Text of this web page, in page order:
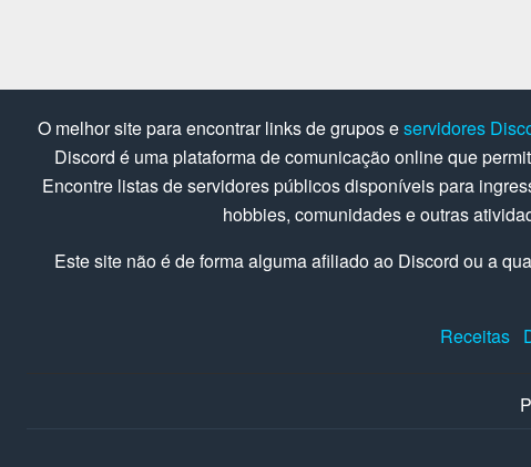
O melhor site para encontrar links de grupos eservidores
Discord é uma plataforma de comunicação online que
Encontre listas de servidores públicos disponíveis para
hobbies, comunidades e outras
Este site não é de forma alguma afiliado ao Discord ou a
Receitas